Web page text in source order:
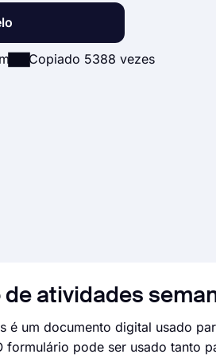
Copiado 5388 vezes
atividades
é um documento digital usado
formulário pode ser usado tanto